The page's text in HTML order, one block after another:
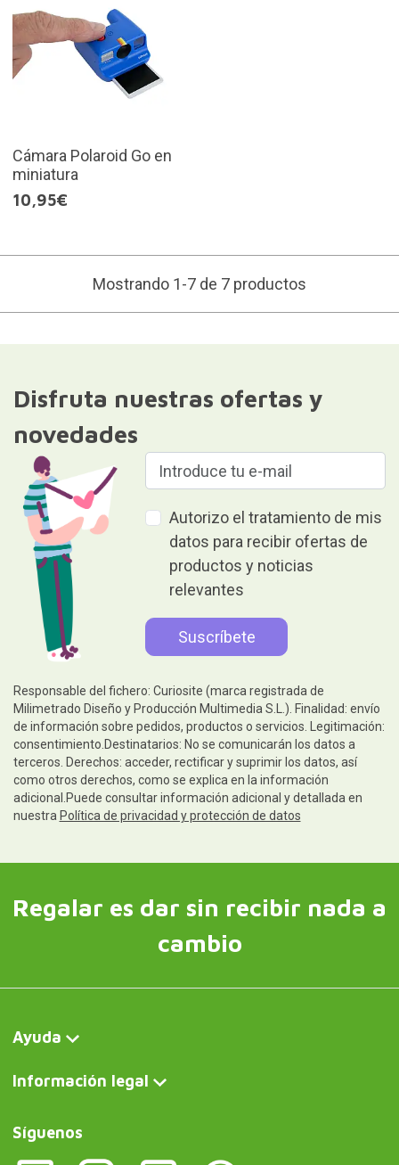
Cámara Polaroid Go en
miniatura
10,95€
Mostrando 1-7 de 7 productos
Disfruta nuestras ofertas y
novedades
Autorizo el tratamiento de mis
datos para recibir ofertas de
productos y noticias
relevantes
Responsable del fichero: Curiosite (marca registrada de
Milimetrado Diseño y Producción Multimedia S.L.). Finalidad: envío
de información sobre pedidos, productos o servicios. Legitimación:
consentimiento.Destinatarios: No se comunicarán los datos a
terceros. Derechos: acceder, rectificar y suprimir los datos, así
como otros derechos, como se explica en la información
adicional.Puede consultar información adicional y detallada en
nuestra Política de privacidad y protección de datos
Regalar es dar sin recibir nada a
cambio
Ayuda
Información legal
Síguenos